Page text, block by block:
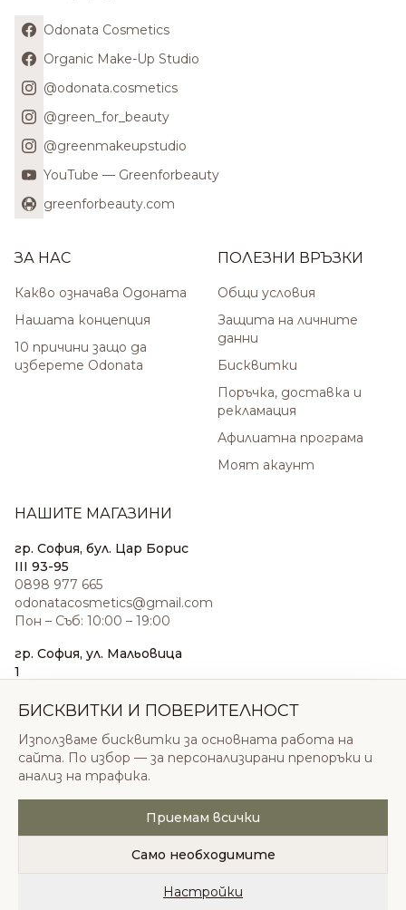
Odonata Cosmetics
Organic Make-Up Studio
@odonata.cosmetics
@green_for_beauty
@greenmakeupstudio
YouTube — Greenforbeauty
greenforbeauty.com
ЗА НАС
Какво означава Одоната
Нашата концепция
10 причини защо да
изберете Odonata
ПОЛЕЗНИ ВРЪЗКИ
Общи условия
Защита на личните
данни
Бисквитки
Поръчка, доставка и
рекламация
Афилиатна програма
Моят акаунт
НАШИТЕ МАГАЗИНИ
гр. София, бул. Цар Борис
III 93-95
0898 977 665
odonatacosmetics@gmail.com
Пон – Съб: 10:00 – 19:00
гр. София, ул. Мальовица
1
sales@odonatacosmetics.com
Нед: 11:00 – 18:00
© 2026 Одоната Козметикс ООД. Всички права
запазени.
Политика за поверителностОбщи условия
БИСКВИТКИ И ПОВЕРИТЕЛНОСТ
Използваме бисквитки за основната работа на
сайта. По избор — за персонализирани препоръки и
анализ на трафика.
Приемам всички
Само необходимите
Настройки